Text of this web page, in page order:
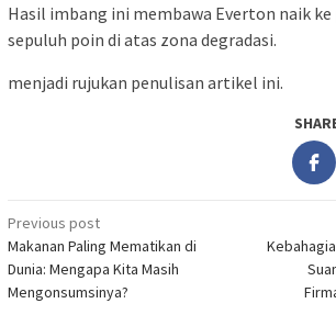
Hasil imbang ini membawa Everton naik ke
sepuluh poin di atas zona degradasi.
menjadi rujukan penulisan artikel ini.
Post
navigation
Previous post
Makanan Paling Mematikan di
Dunia: Mengapa Kita Masih
Mengonsumsinya?